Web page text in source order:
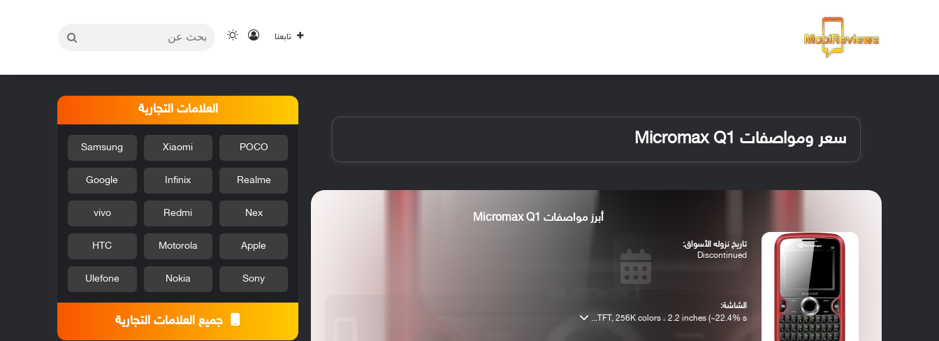
تابعنا تسجيل الدخول
الوضع المظلم
سعر ومواصفات Micromax Q1
أبرز مواصفات Micromax Q1
تاريخ نزوله الأسواق:
Discontinued
الشاشة:
TFT, 256K colors ، 2.2 inches (~22.4% s...
العلامات التجارية
POCO
Xiaomi
Samsung
Realme
Infinix
Google
Nex
Redmi
vivo
Apple
Motorola
HTC
Sony
Nokia
Ulefone
جميع العلامات التجارية